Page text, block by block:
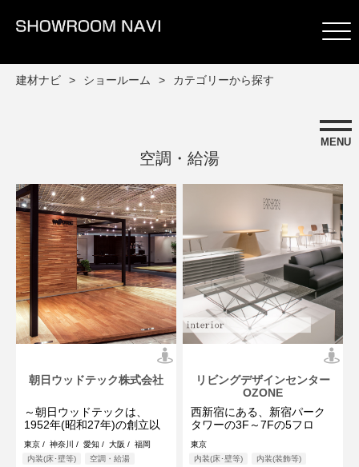
建材ナビ ショールーム カテゴリーから探す
MENU
空調・給湯
朝日ウッドテック株式会社
～朝日ウッドテックは、
1952年(昭和27年)の創立以
来、「快適なヒューマンス
ペースの創造」に ...
東京 / 神奈川 / 愛知 / 大阪 / 福岡
内装(床･壁等)
空調・給湯
リビングデザインセンター
OZONE
西新宿にある、新宿パーク
タワーの3F～7Fの5フロ
ア、総面積11,000m²に展開
する住まいとイン ...
東京
内装(床･壁等)
内装(装飾等)